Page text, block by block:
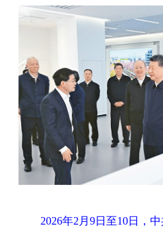
2026年2月9日至10日，